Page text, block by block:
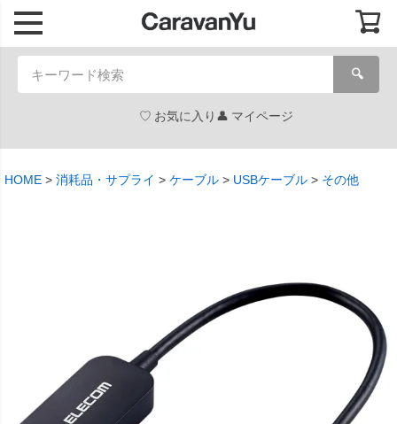
🔍
お気に入り マイページ
HOME 消耗品・サプライ ケーブル USBケーブル その他